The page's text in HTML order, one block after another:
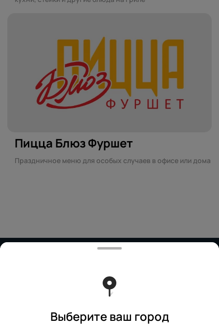
Пицца Блюз Фуршет
Праздничное меню для особых случаев в офисе или дома
Политика конфиденциальности
Выберите ваш город